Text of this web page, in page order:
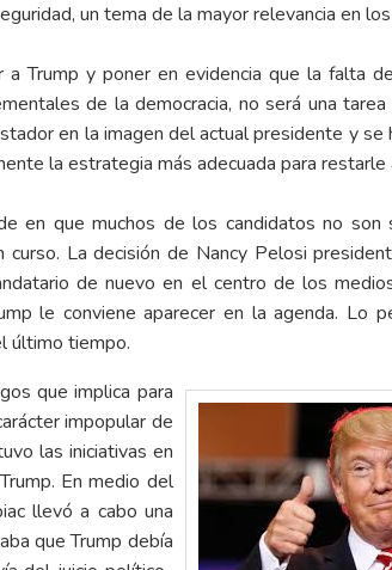
un tema de la mayor relevancia en
Trump y poner en evidencia que la falta
de la democracia, no será una
en la imagen del actual presidente y
la estrategia más adecuada para restarle
en que muchos de los candidatos no son
La decisión de Nancy Pelosi
de nuevo en el centro de los
le conviene aparecer en la agenda. Lo
último tiempo.
que implica para
impopular de
las iniciativas en
En medio del
llevó a cabo una
que Trump debía